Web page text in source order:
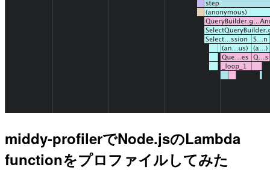
middy-profilerでNode.jsのLambda
functionをプロファイルしてみた